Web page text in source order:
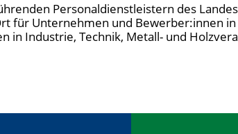
Personaldienstleistern des
für Unternehmen und Bewerber:innen
in Industrie, Technik, Metall- und